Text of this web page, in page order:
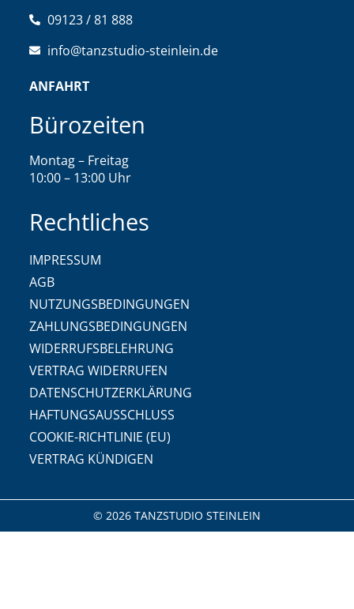
09123 / 81 888
info@tanzstudio-steinlein.de
ANFAHRT
Bürozeiten
Montag – Freitag
10:00 – 13:00 Uhr
Rechtliches
IMPRESSUM
AGB
NUTZUNGSBEDINGUNGEN
ZAHLUNGSBEDINGUNGEN
WIDERRUFSBELEHRUNG
VERTRAG WIDERRUFEN
DATENSCHUTZERKLÄRUNG
HAFTUNGSAUSSCHLUSS
COOKIE-RICHTLINIE (EU)
VERTRAG KÜNDIGEN
© 2026 TANZSTUDIO STEINLEIN